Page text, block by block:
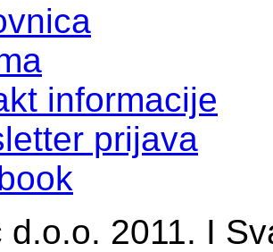
informacije
prijava
d.o.o. 2011. I